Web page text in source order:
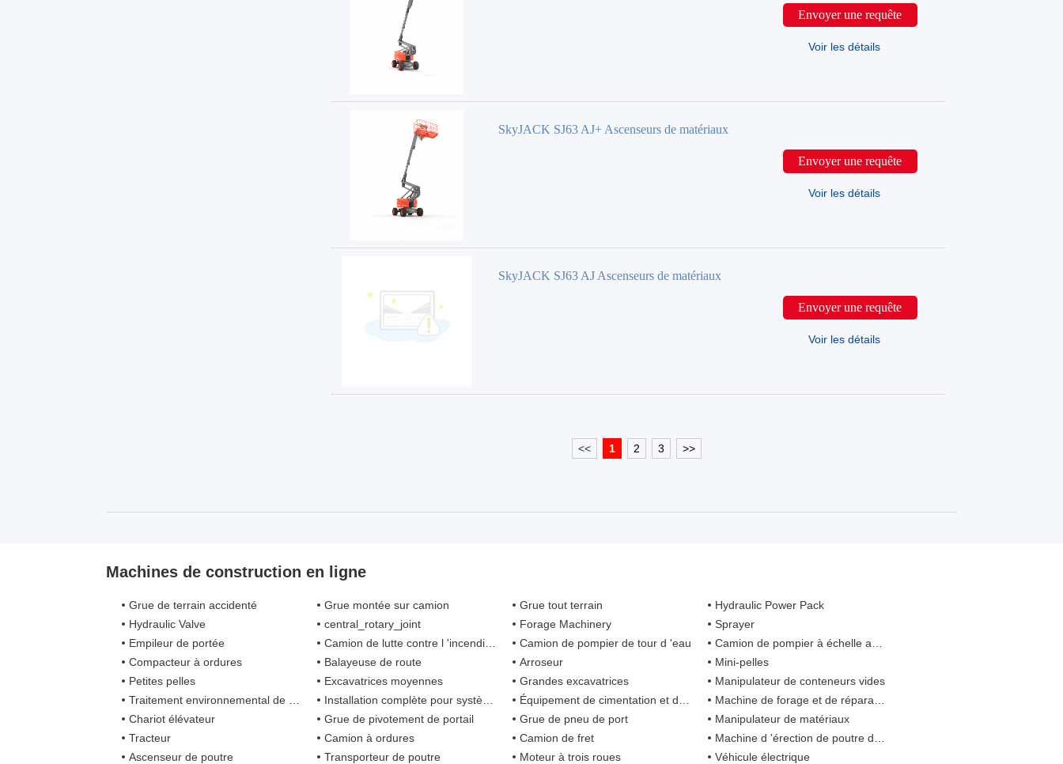
Envoyer une requête
Voir les détails
SkyJACK SJ63 AJ+ Ascenseurs de matériaux
Envoyer une requête
Voir les détails
SkyJACK SJ63 AJ Ascenseurs de matériaux
Envoyer une requête
Voir les détails
<< 1 2 3 >>
Machines de construction en ligne
Grue de terrain accidenté Grue montée sur camion Grue tout terrain
Hydraulic Power Pack
Hydraulic Valve
central_rotary_joint Forage Machinery
Sprayer
Empileur de portée
Camion de lutte contre l 'incendie avec système de mousse à air comprimé Camion de pompier de tour d 'eau
Camion de pompier à échelle aérienne
Compacteur à ordures
Balayeuse de route Arroseur
Mini-pelles
Petites pelles
Excavatrices moyennes Grandes excavatrices
Manipulateur de conteneurs vides
Traitement environnemental de forage de gisement de pétrole
Installation complète pour système d 'automatisation de tête de puits Équipement de cimentation et de fracturation
Machine de forage et de réparation intégrée
Chariot élévateur
Grue de pivotement de portail Grue de pneu de port
Manipulateur de matériaux
Tracteur
Camion à ordures Camion de fret
Machine d 'érection de poutre de pont
Ascenseur de poutre
Transporteur de poutre Moteur à trois roues Véhicule électrique